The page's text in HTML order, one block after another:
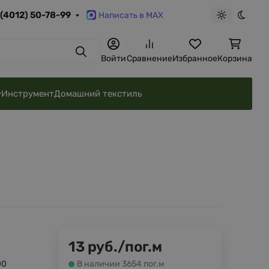
(4012) 50-78-99 Написать в MAX
Светлая
ПоискВойтиСравнениеИзбранноеКорзина
ИнструментДомашний текстиль
13 руб./пог.м
В наличии 3654 пог.м